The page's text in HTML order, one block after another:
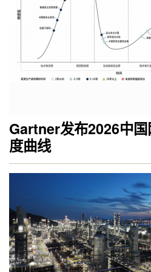
Gartner发布2026中
度曲线